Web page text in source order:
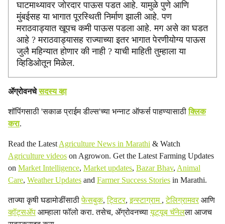
h
a
r
e
घाटमाथ्यावर जोरदार पाऊस पडत आहे. यामुळे पुणे आणि
मुंबईसह या भागात पूरस्थिती निर्माण झाली आहे. पण
मराठवाड्यात खूपच कमी पाऊस पडला आहे. मग असे का घडत
आहे ? मराठवाड्यासह राज्याच्या इतर भागात पेरणीयोग्य पाऊस
जुलै महिन्यात होणार की नाही ? याची माहिती तुम्हाला या
व्हिडिओतून मिळेल.
ॲग्रोवनचेसदस्य व्हा
शॉपिंगसाठी 'सकाळ प्राईम डील्स'च्या भन्नाट ऑफर्स पाहण्यासाठीक्लिक
करा.
Read the Latest Agriculture News in Marathi & Watch
Agriculture videos on Agrowon. Get the Latest Farming Updates
on Market Intelligence, Market updates, Bazar Bhav, Animal
Care, Weather Updates and Farmer Success Stories in Marathi.
ताज्या कृषी घडामोडींसाठीफेसबुक,ट्विटर,इन्स्टाग्राम ,टेलिग्रामवरआणि
व्हॉट्सॲप आम्हाला फॉलो करा. तसेच, ॲग्रोवनच्यायूट्यूब चॅनेलला आजच